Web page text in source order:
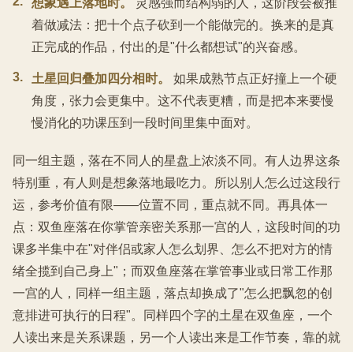
想象遇上落地时。
灵感强而结构弱的人，这阶段会被推
着做减法：把十个点子砍到一个能做完的。换来的是真
正完成的作品，付出的是"什么都想试"的兴奋感。
3. 土星回归叠加四分相时。
如果成熟节点正好撞上一个硬
角度，张力会更集中。这不代表更糟，而是把本来要慢
慢消化的功课压到一段时间里集中面对。
同一组主题，落在不同人的星盘上浓淡不同。有人边界这条
特别重，有人则是想象落地最吃力。所以别人怎么过这段行
运，参考价值有限——位置不同，重点就不同。再具体一
点：双鱼座落在你掌管亲密关系那一宫的人，这段时间的功
课多半集中在"对伴侣或家人怎么划界、怎么不把对方的情
绪全揽到自己身上"；而双鱼座落在掌管事业或日常工作那
一宫的人，同样一组主题，落点却换成了"怎么把飘忽的创
意排进可执行的日程"。同样四个字的土星在双鱼座，一个
人读出来是关系课题，另一个人读出来是工作节奏，靠的就